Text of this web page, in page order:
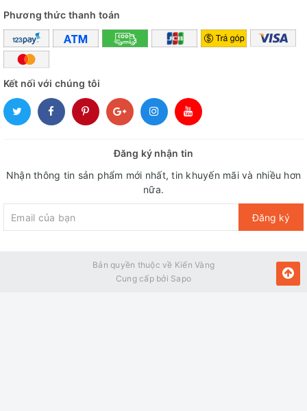
Phương thức thanh toán
Kết nối với chúng tôi
Đăng ký nhận tin
Nhận thông tin sản phẩm mới nhất, tin khuyến mãi và nhiều hơn
nữa.
Đăng ký
Bản quyền thuộc về Kiến Vàng
Cung cấp bởi Sapo